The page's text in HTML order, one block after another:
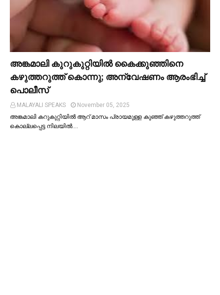
അങ്കമാലി കുറുകുറ്റിയില്‍ കൈക്കുഞ്ഞിനെ
കഴുത്തറുത്ത് കൊന്നു; അന്വേഷണം ആരംഭിച്ച്‌
പൊലീസ്
MALAYALI SPEAKS
November 05, 2025
അങ്കമാലി കറുകുറ്റിയില്‍ ആറ് മാസം പ്രായമുള്ള കുഞ്ഞ് കഴുത്തറുത്ത്
കൊല്ലപ്പെട്ട നിലയില്‍.…